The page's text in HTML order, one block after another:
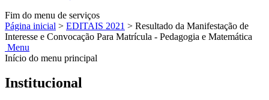
Fim do menu de serviços
Página inicial > EDITAIS 2021 > Resultado da Manifestação de
Interesse e Convocação Para Matrícula - Pedagogia e Matemática
Menu
Início do menu principal
Institucional